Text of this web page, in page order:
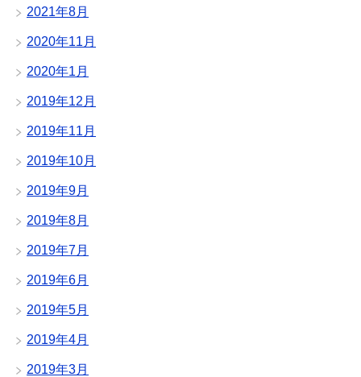
2021年8月
2020年11月
2020年1月
2019年12月
2019年11月
2019年10月
2019年9月
2019年8月
2019年7月
2019年6月
2019年5月
2019年4月
2019年3月